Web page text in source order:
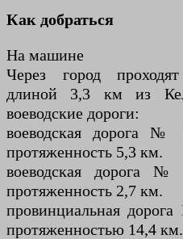
Как добраться
На машине
Через город
длиной 3,3 км из
воеводские дороги:
воеводская дорога
протяженность 5,3 км.
воеводская дорога
протяженность 2,7 км.
провинциальная
протяженностью 14,4 км.